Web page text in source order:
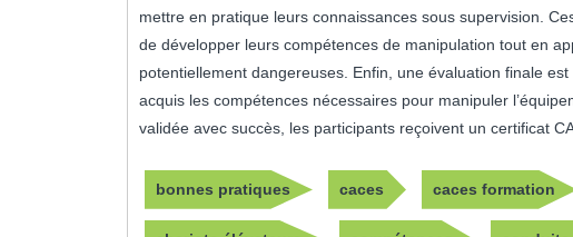
mettre en pratique leurs connaissances sous supervision.
de développer leurs compétences de manipulation tout en
potentiellement dangereuses. Enfin, une évaluation finale
acquis les compétences nécessaires pour manipuler
validée avec succès, les participants reçoivent un certificat
bonnes pratiques caces caces formation